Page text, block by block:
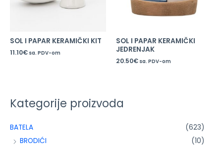
Kategorije proizvoda
BATELA
(623)
BRODIĆI
(10)
SOL I PAPAR KERAMIČKI KIT
11.10€ sa. PDV-om
SOL I PAPAR KERAMIČKI
JEDRENJAK
20.50€ sa. PDV-om